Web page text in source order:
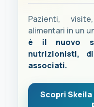
Pazienti,
alimentari in un
è il nuovo
nutrizionisti,
associati.
Scopri